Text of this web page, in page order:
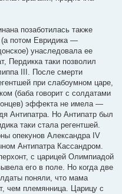
позаботилась также
(а потом Евридика —
унаследовала ее
Пердикка таки позволил
III. После смерти
при слабоумном царе,
(баба говорит с солдатами
эффекта не имела —
Антипатра. Но Антипатр был
таки стала регентшей.
опекунов Александра IV
Антипатра Кассандром.
с царицей Олимпиадой
его в поле. Но когда две
поняли, что мама
чем племянница. Царицу с